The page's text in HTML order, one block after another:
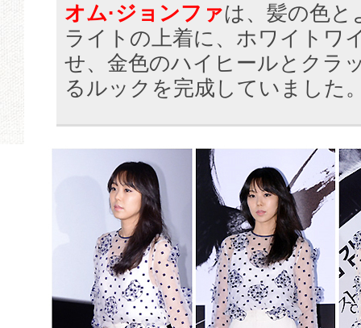
オム·ジョンファは、髪の色と
ライトの上着に、ホワイトワ
せ、金色のハイヒールとクラ
るルックを完成していました